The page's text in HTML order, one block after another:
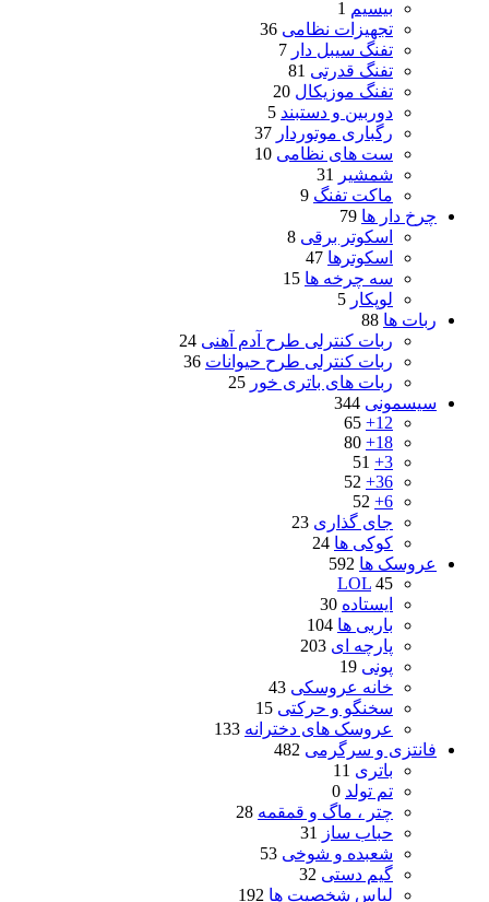
بیسیم 1
تجهیزات نظامی 36
تفنگ سیبل دار 7
تفنگ قدرتی 81
تفنگ موزیکال 20
دوربین و دستبند 5
رگباری موتوردار 37
ست های نظامی 10
شمشیر
31
ماکت تفنگ 9
چرخ دار ها 79
اسکوتر برقی 8
اسکوترها 47
سه چرخه ها 15
لوپکار 5
ربات ها 88
ربات کنترلی طرح آدم آهنی 24
ربات کنترلی طرح حیوانات 36
ربات های باتری خور 25
سیسمونی 344
12+
65
18+
80
3+
51
36+
52
6+
52
جای گذاری 23
کوکی ها 24
عروسک ها 592
LOL 45
ایستاده 30
باربی ها 104
پارچه ای 203
پونی 19
خانه عروسکی 43
سخنگو و حرکتی 15
عروسک های دخترانه 133
فانتزی و سرگرمی 482
باتری 11
تم تولد 0
چتر ، ماگ و قمقمه 28
حباب ساز
31
شعبده و شوخی 53
گیم دستی 32
لباس شخصیت ها 192